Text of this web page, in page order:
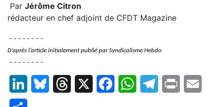
Par Jérôme Citron
rédacteur en chef adjoint de CFDT Magazine
– – – – – – – –
D’après l’article initialement publié par Syndicalisme Hebdo
– – – – – – – –
LinkedInBluesky Threads FacebookWhatsAppTelegram
Print